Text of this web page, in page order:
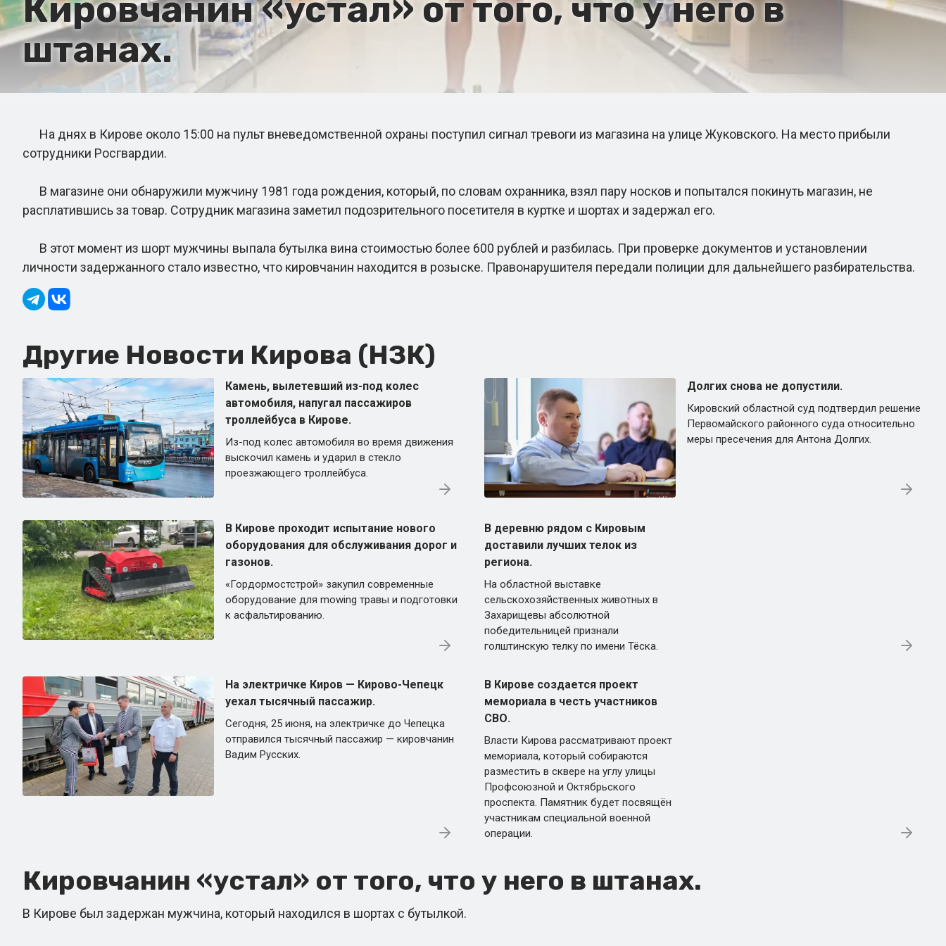
Кировчанин «устал» от того, что у него в
штанах.
На днях в Кирове около 15:00 на пульт вневедомственной охраны поступил сигнал тревоги из магазина на улице Жуковского. На место прибыли
сотрудники Росгвардии.
В магазине они обнаружили мужчину 1981 года рождения, который, по словам охранника, взял пару носков и попытался покинуть магазин, не
расплатившись за товар. Сотрудник магазина заметил подозрительного посетителя в куртке и шортах и задержал его.
В этот момент из шорт мужчины выпала бутылка вина стоимостью более 600 рублей и разбилась. При проверке документов и установлении
личности задержанного стало известно, что кировчанин находится в розыске. Правонарушителя передали полиции для дальнейшего разбирательства.
Другие Новости Кирова (НЗК)
Камень, вылетевший из-под колес
автомобиля, напугал пассажиров
троллейбуса в Кирове.
Из-под колес автомобиля во время движения
выскочил камень и ударил в стекло
проезжающего троллейбуса.
Долгих снова не допустили.
Кировский областной суд подтвердил решение
Первомайского районного суда относительно
меры пресечения для Антона Долгих.
В Кирове проходит испытание нового
оборудования для обслуживания дорог и
газонов.
«Гордормостстрой» закупил современные
оборудование для mowing травы и подготовки
к асфальтированию.
В деревню рядом с Кировым
доставили лучших телок из
региона.
На областной выставке
сельскохозяйственных животных в
Захарищевы абсолютной
победительницей признали
голштинскую телку по имени Тёска.
На электричке Киров — Кирово-Чепецк
уехал тысячный пассажир.
Сегодня, 25 июня, на электричке до Чепецка
отправился тысячный пассажир — кировчанин
Вадим Русских.
В Кирове создается проект
мемориала в честь участников
СВО.
Власти Кирова рассматривают проект
мемориала, который собираются
разместить в сквере на углу улицы
Профсоюзной и Октябрьского
проспекта. Памятник будет посвящён
участникам специальной военной
операции.
Кировчанин «устал» от того, что у него в штанах.
В Кирове был задержан мужчина, который находился в шортах с бутылкой.